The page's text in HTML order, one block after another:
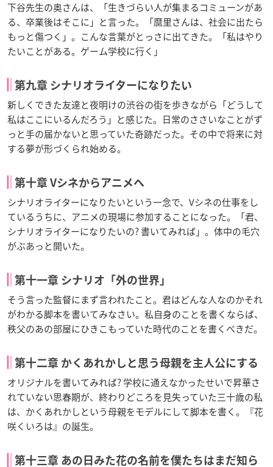
下谷先生の奥さんは、「生きづらい人が集まるコミューンがあ
る、卒業後はそこに」と言った。「麿里さんは、社会に出たら
もっと傷つく」。こんな言葉がとっさに出てきた。「私はやり
たいことがある。ゲーム学校に行く」
第九章 シナリオライターになりたい
新しくできた友達と夜明けの渋谷の街を歩きながら「どうして
私はここにいるんだろう」と感じた。日常のささいなことがず
っと手の届かないと思っていた奇跡だった。その中で将来に対
する夢が形づくられ始める。
第十章 Vシネからアニメへ
シナリオライターになりたいという一念で、Vシネの仕事をし
ているうちに、アニメの現場に参加することになった。「君、
シナリオライターになりたいの? 書いてみれば」。体中の毛穴
がぶあっと開いた。
第十一章 シナリオ「外の世界」
そう言った監督にまず言われたこと。君はどんな人なのかそれ
がわかる脚本を書いてみなさい。私自身のことを書くならば、
秩父のあの部屋にひきこもっていた時代のことを書くべきだ。
第十二章 かくあれかしと思う母親を主人公にする
オリジナルを書いてみれば? 学校に通えなかったせいで昇華さ
れていない思春期が、終わりどころを見失っていた三十歳の私
は、かくあれかしという母親をモデルにして脚本を書く。『花
咲くいろは』の誕生。
第十三章 あの日みた花の名前を僕たちはまだ知ら